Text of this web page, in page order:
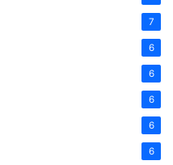
7
6
6
6
6
6